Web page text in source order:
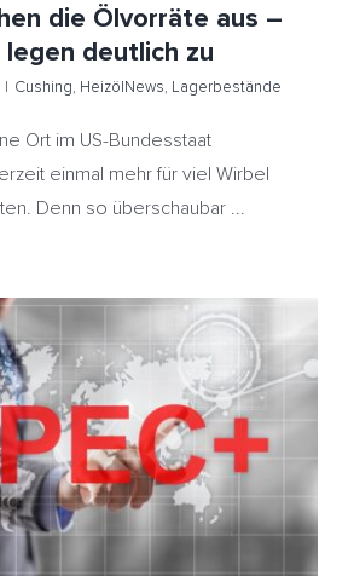
die Ölvorräte aus –
deutlich zu
| Cushing, HeizölNews, Lagerbestände
Ort im US-Bundesstaat
einmal mehr für viel Wirbel
Denn so überschaubar ...
wieder Fahrt auf – Heizölpreise kaum
verändert
OPEC-Kürzungen